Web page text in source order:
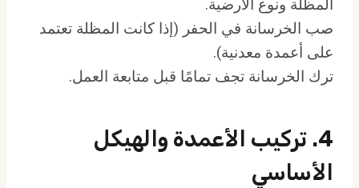
المظلة ونوع الأرضية.
صب الخرسانة في الحفر (إذا كانت المظلة تعتمد
على أعمدة معدنية).
ترك الخرسانة تجف تمامًا قبل متابعة العمل.
4. تركيب الأعمدة والهيكل
الأساسي